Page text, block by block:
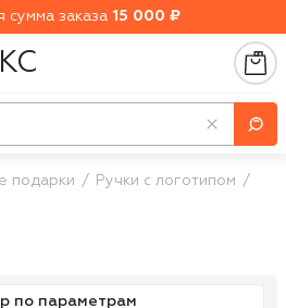
сумма заказа 15 000 ₽
подарки
Ручки с логотипом
по параметрам